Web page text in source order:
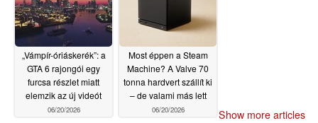
„Vámpír-óriáskerék”: a
GTA 6 rajongói egy
furcsa részlet miatt
elemzik az új videót
06/20/2026
Most éppen a Steam
Machine? A Valve 70
tonna hardvert szállít ki
– de valami más lett
06/20/2026 Show more articles